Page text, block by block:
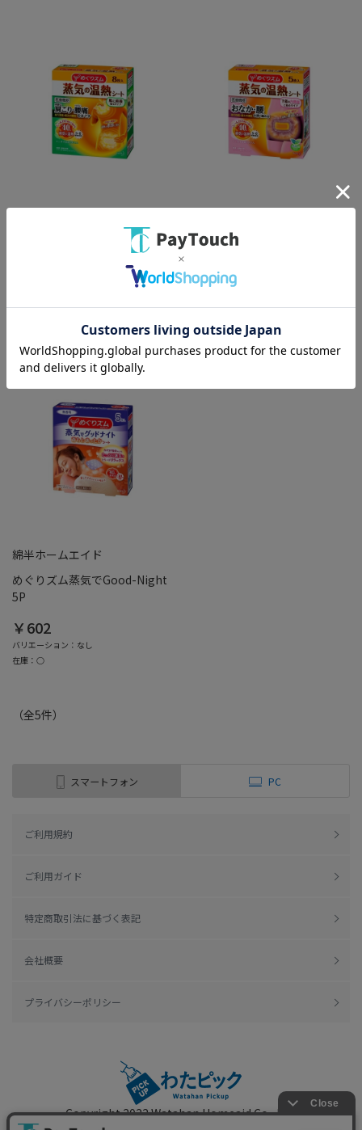
めぐりズム蒸気の温熱シート 8
バリエーション：なし
めぐリズム温熱シート下着の内
￥580
バリエーション：なし
綿半ホームエイド
めぐりズム蒸気でGood-Night
5P
￥602
バリエーション：なし
在庫：○
（全5件）
スマートフォン PC
ご利用規約
ご利用ガイド
特定商取引法に基づく表記
会社概要
プライバシーポリシー
Copyright 2022Watahan Homeaid Co., Ltd.